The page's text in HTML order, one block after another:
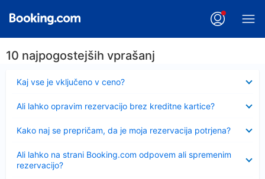
10 najpogostejših vprašanj
Kaj vse je vključeno v ceno?
Ali lahko opravim rezervacijo brez kreditne kartice?
Kako naj se prepričam, da je moja rezervacija potrjena?
Ali lahko na strani Booking.com odpovem ali spremenim
rezervacijo?